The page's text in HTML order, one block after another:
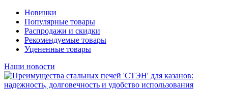
Новинки
Популярные товары
Распродажи и скидки
Рекомендуемые товары
Уцененные товары
Наши новости